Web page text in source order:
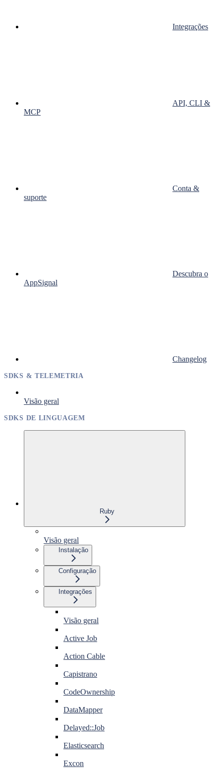
Integrações
API, CLI &
MCP
Conta &
suporte
Descubra o
AppSignal
Changelog
SDKS & TELEMETRIA
Visão geral
SDKS DE LINGUAGEM
Ruby
Visão geral
Instalação
Configuração
Integrações
Visão geral
Active Job
Action Cable
Capistrano
CodeOwnership
DataMapper
Delayed::Job
Elasticsearch
Excon